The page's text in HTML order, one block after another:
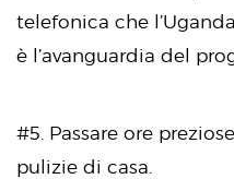
telefonica che
è l’avanguardia del
#5. Passare ore
pulizie di casa.